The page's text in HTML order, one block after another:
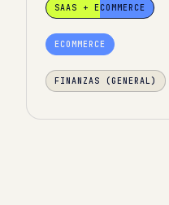
SAAS + ECOMMERCE
ECOMMERCE
FINANZAS (GENERAL)